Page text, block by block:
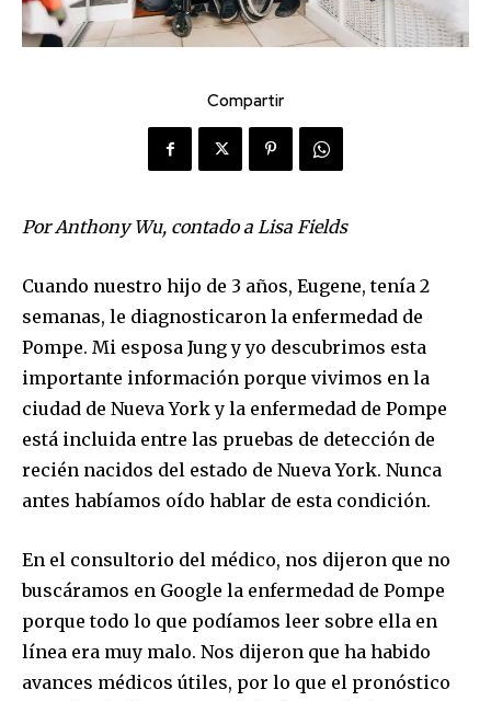
Compartir
Por Anthony Wu, contado a Lisa Fields
Cuando nuestro hijo de 3 años, Eugene, tenía 2
semanas, le diagnosticaron la enfermedad de
Pompe. Mi esposa Jung y yo descubrimos esta
importante información porque vivimos en la
ciudad de Nueva York y la enfermedad de Pompe
está incluida entre las pruebas de detección de
recién nacidos del estado de Nueva York. Nunca
antes habíamos oído hablar de esta condición.
En el consultorio del médico, nos dijeron que no
buscáramos en Google la enfermedad de Pompe
porque todo lo que podíamos leer sobre ella en
línea era muy malo. Nos dijeron que ha habido
avances médicos útiles, por lo que el pronóstico